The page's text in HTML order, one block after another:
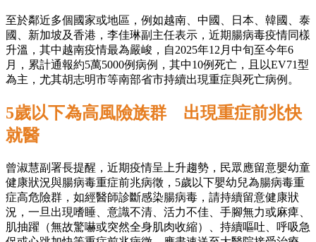
至於鄰近多個國家或地區，例如越南、中國、日本、韓國、泰
國、新加坡及香港，李佳琳副主任表示，近期腸病毒疫情同樣
升溫，其中越南疫情最為嚴峻，自2025年12月中旬至今年6
月，累計通報約5萬5000例病例，其中10例死亡，且以EV71型
為主，尤其胡志明市等南部省市持續出現重症與死亡病例。
5歲以下為高風險族群 出現重症前兆快
就醫
曾淑慧副署長提醒，近期疫情呈上升趨勢，民眾應留意嬰幼童
健康狀況與腸病毒重症前兆病徵，5歲以下嬰幼兒為腸病毒重
症高危險群，如經醫師診斷感染腸病毒，請持續留意健康狀
況，一旦出現嗜睡、意識不清、活力不佳、手腳無力或麻痺、
肌抽躍（無故驚嚇或突然全身肌肉收縮）、持續嘔吐、呼吸急